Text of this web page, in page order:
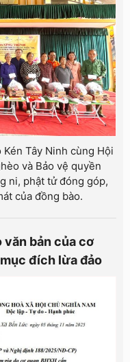
Tây Ninh cùng Hội
và Bảo vệ quyền
ni, phật tử đóng góp,
của đồng bào.
văn bản của cơ
đích lừa đảo